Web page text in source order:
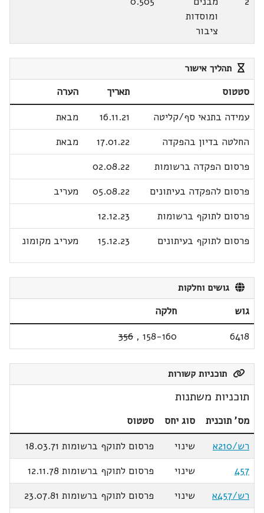
ומוסדות
ציבור
תהליך אישור
סטטוס תאריך
הערה
עמידה בתנאי סף/קליטה
16.11.21
מבאת
החלטה בדיון בהפקדה
17.01.22
מבאת
פרסום הפקדה ברשומות
02.08.22
פרסום להפקדה בעיתונים
05.08.22
מעריב
פרסום לתוקף ברשומות
12.12.23
פרסום לתוקף בעיתונים
15.12.23 מעריב מקומונ
גושים וחלקות
גוש
חלקה
6418
158-160
,
356
תוכניות קשורות
תוכניות משתנות
מס' תוכנית סוג יחס
סטטוס
רש/210א
שינוי
פרסום לתוקף ברשומות 18.03.71
457
שינוי
פרסום לתוקף ברשומות 12.11.78
רש/457א
שינוי
פרסום לתוקף ברשומות 23.07.81